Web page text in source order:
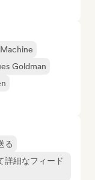
Goldman
る
詳細なフィード